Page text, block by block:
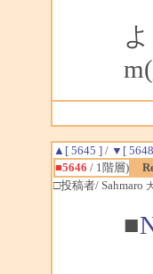
▲[ 5645 ]/ ▼[
■5646 / 1階層)
□投稿者/ Sahmaro
■